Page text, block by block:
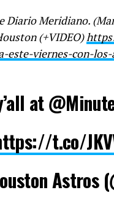
Diario Meridiano.
(+VIDEO)
este-viernes-con-
at
t.co/
Astros